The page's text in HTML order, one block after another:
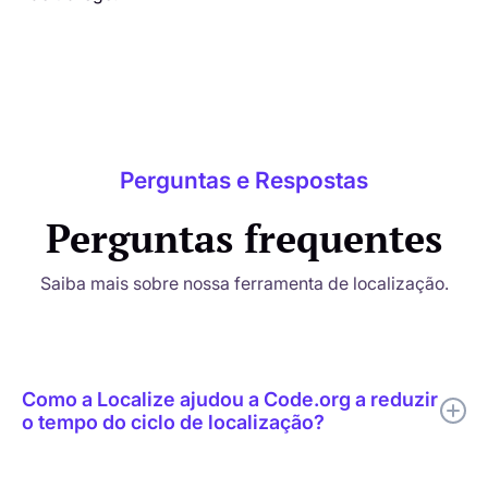
Perguntas e Respostas
Perguntas frequentes
Saiba mais sobre nossa ferramenta de localização.
Como a Localize ajudou a Code.org a reduzir
o tempo do ciclo de localização?